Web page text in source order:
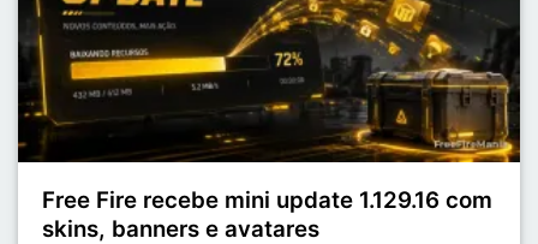
Free Fire recebe mini update 1.129.16 com
skins, banners e avatares